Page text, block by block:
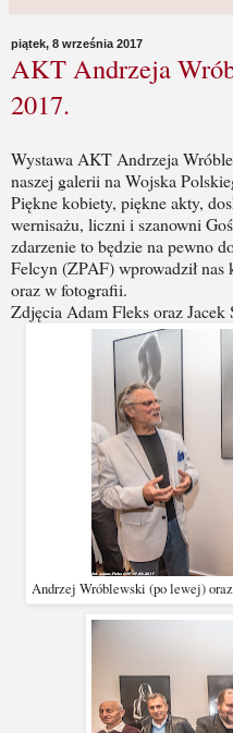
piątek, 8 września 2017
AKT Andrzeja
2017.
Wystawa AKT Andrzeja
naszej galerii na Wojska
Piękne kobiety, piękne akty,
wernisażu, liczni i szanowni
zdarzenie to będzie na pewno
Felcyn (ZPAF) wprowadził
oraz w fotografii.
Zdjęcia Adam Fleks oraz Jacek
Andrzej Wróblewski (po lewej)